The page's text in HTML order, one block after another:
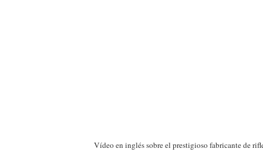
Vídeo en inglés sobre el prestigioso fabricante de